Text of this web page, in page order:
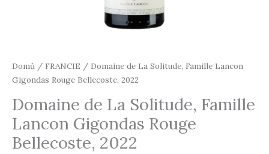
Domů / FRANCIE / Domaine de La Solitude, Famille Lancon
Gigondas Rouge Bellecoste, 2022
Domaine de La Solitude, Famille
Lancon Gigondas Rouge
Bellecoste, 2022